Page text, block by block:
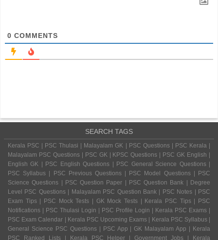
0 COMMENTS
SEARCH TAGS
Kerala PSC | PSC Thulasi | Malayalam GK | PSC Questions | PSC Kerala |
Malayalam PSC Questions | PSC GK | KPSC Questions | PSC GK English |
English GK | PSC English Questions | PSC General Science Questions |
PSC Syllabus | PSC Previous Questions | PSC Model Questions | PSC
Science Questions | PSC Question Paper | PSC Question Bank | Degree
Level PSC Questions | Malayalam PSC Question Bank | PSC Notes | PSC
Exam Tips | PSC Mock Tests | GK Mock Tests | Kerala PSC Tips | PSC
Notifications | PSC Thulasi Login | PSC Profile Login | Kerala PSC Exams |
PSC Exam Calendar | Kerala PSC Upcoming Exams | Kerala PSC Syllabus |
General Science PSC Questions | PSC App | GK Malayalam App | Kerala
PSC Ranked Lists | Kerala PSC Helper | Government Jobs | Kerala